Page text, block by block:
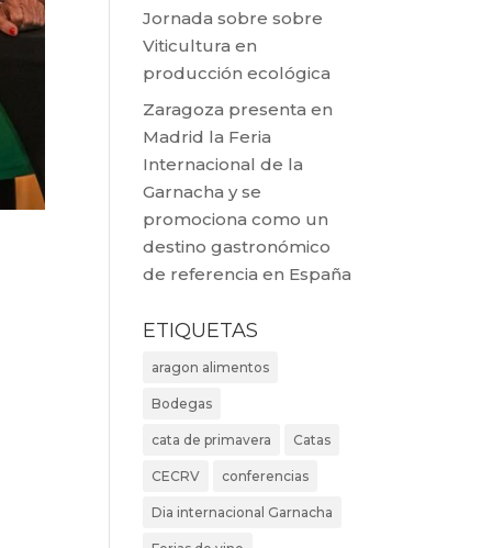
Jornada sobre sobre
Viticultura en
producción ecológica
Zaragoza presenta en
Madrid la Feria
Internacional de la
Garnacha y se
promociona como un
destino gastronómico
de referencia en España
ETIQUETAS
aragon alimentos
Bodegas
cata de primavera Catas
CECRV conferencias
Dia internacional Garnacha